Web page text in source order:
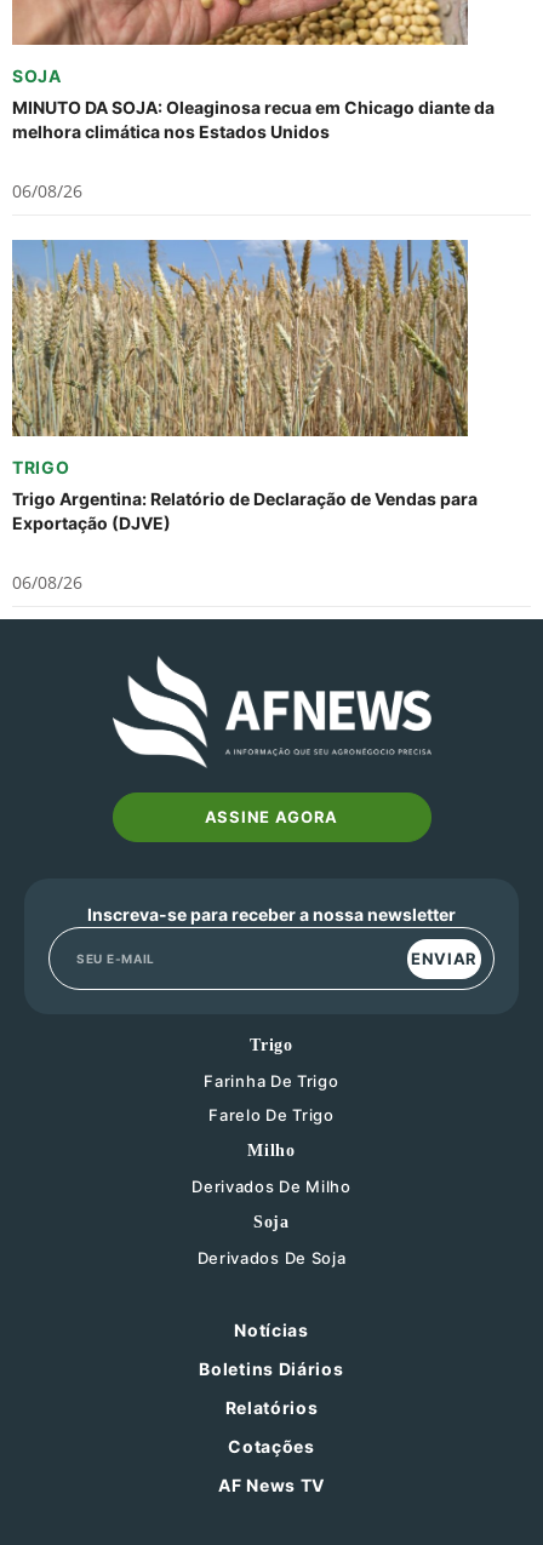
SOJA
MINUTO DA SOJA: Oleaginosa recua em Chicago diante da
melhora climática nos Estados Unidos
06/08/26
TRIGO
Trigo Argentina: Relatório de Declaração de Vendas para
Exportação (DJVE)
06/08/26
ASSINE AGORA
Inscreva-se para receber a nossa newsletter
ENVIAR
Trigo
Farinha De Trigo
Farelo De Trigo
Milho
Derivados De Milho
Soja
Derivados De Soja
Notícias
Boletins Diários
Relatórios
Cotações
AF News TV